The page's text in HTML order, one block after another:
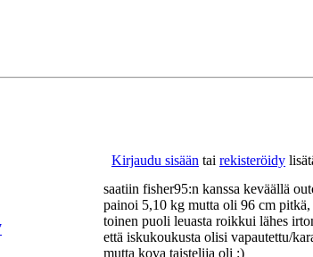
Kirjaudu sisään tai rekisteröidy
saatiin fisher95:n kanssa keväällä
painoi 5,10 kg mutta oli 96 cm pitkä,
toinen puoli leuasta roikkui lähes
että iskukoukusta olisi vapautettu/
mutta kova taistelija oli :)